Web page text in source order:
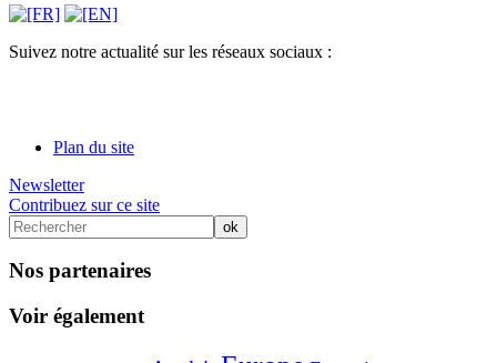
Suivez notre actualité sur les réseaux sociaux :
Plan du site
Newsletter
Contribuez sur ce site
Nos partenaires
Voir également